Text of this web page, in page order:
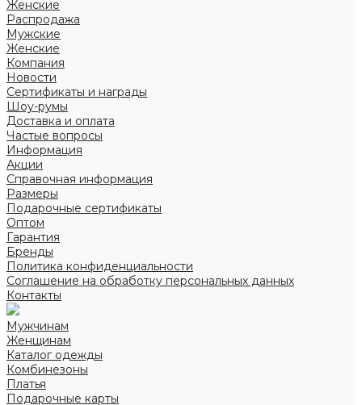
Женские
Распродажа
Мужские
Женские
Компания
Новости
Сертификаты и награды
Шоу-румы
Доставка и оплата
Частые вопросы
Информация
Акции
Справочная информация
Размеры
Подарочные сертификаты
Оптом
Гарантия
Бренды
Политика конфиденциальности
Соглашение на обработку персональных данных
Контакты
Мужчинам
Женщинам
Каталог одежды
Комбинезоны
Платья
Подарочные карты